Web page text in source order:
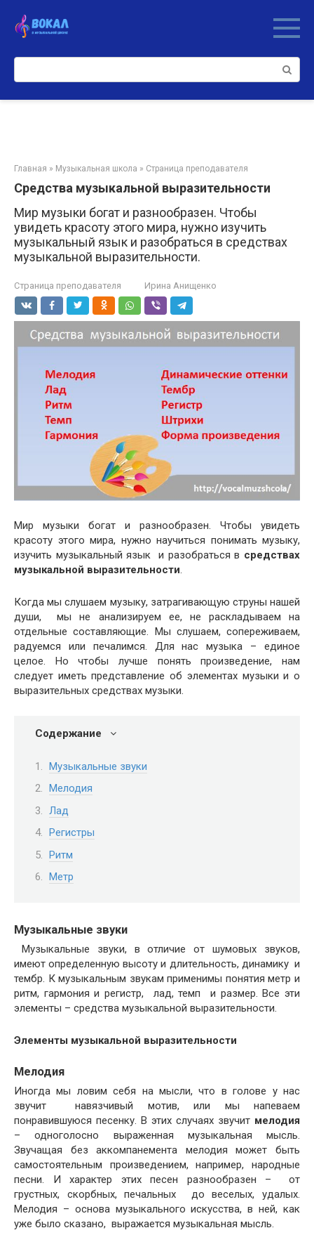
контенту
Поиск:
Главная » Музыкальная школа » Страница преподавателя
Средства музыкальной выразительности
Мир музыки богат и разнообразен. Чтобы
увидеть красоту этого мира, нужно изучить
музыкальный язык и разобраться в средствах
музыкальной выразительности.
Страница преподавателя Ирина Анищенко
Мир музыки богат и разнообразен. Чтобы увидеть
красоту этого мира, нужно научиться понимать музыку,
изучить музыкальный язык и разобраться в средствах
музыкальной выразительности.
Когда мы слушаем музыку, затрагивающую струны нашей
души, мы не анализируем ее, не раскладываем на
отдельные составляющие. Мы слушаем, сопереживаем,
радуемся или печалимся. Для нас музыка – единое
целое. Но чтобы лучше понять произведение, нам
следует иметь представление об элементах музыки и о
выразительных средствах музыки.
Содержание
Музыкальные звуки
Мелодия
Лад
Регистры
Ритм
Метр
Музыкальные звуки
Музыкальные звуки, в отличие от шумовых звуков,
имеют определенную высоту и длительность, динамику и
тембр. К музыкальным звукам применимы понятия метр и
ритм, гармония и регистр, лад, темп и размер. Все эти
элементы – средства музыкальной выразительности.
Элементы музыкальной выразительности
Мелодия
Иногда мы ловим себя на мысли, что в голове у нас
звучит навязчивый мотив, или мы напеваем
понравившуюся песенку. В этих случаях звучит мелодия
– одноголосно выраженная музыкальная мысль.
Звучащая без аккомпанемента мелодия может быть
самостоятельным произведением, например, народные
песни. И характер этих песен разнообразен – от
грустных, скорбных, печальных до веселых, удалых.
Мелодия – основа музыкального искусства, в ней, как
уже было сказано, выражается музыкальная мысль.